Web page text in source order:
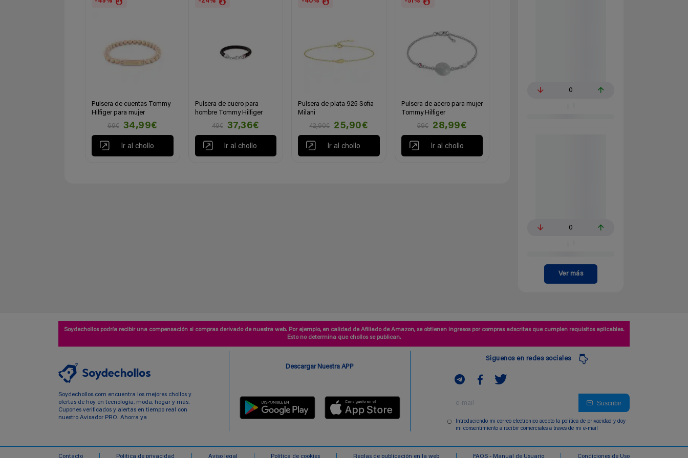
Pulsera de cuentas Tommy
Hilfiger para mujer
69€
34,99€
Ir al chollo
Pulsera de cuero para
hombre Tommy Hilfiger
49€
37,36€
Ir al chollo
Pulsera de plata 925 Sofia
Milani
42,90€
25,90€
Ir al chollo
Pulsera de acero para mujer
Tommy Hilfiger
59€
28,99€
Ir al chollo
0
0
Ver más
Soydechollos podría recibir una compensación si compras derivado de nuestra web. Por ejemplo, en calidad de Afiliado de Amazon, se obtienen ingresos por compras adscritas que cumplen requisitos aplicables.
Esto no determina que chollos se publican.
Soydechollos.com encuentra los mejores chollos y
ofertas de hoy en tecnología, moda, hogar y más.
Cupones verificados y alertas en tiempo real con
nuestro Avisador PRO. Ahorra ya
Descargar Nuestra APP
Siguenos en redes sociales
Suscribir
Introduciendo mi correo electronico acepto la politica de privacidad y doy
mi consentimiento a recibir comerciales a traves de mi e-mail
Contacto Politica de privacidad Aviso legal Politica de cookies Reglas de publicación en la web FAQS - Manual de Usuario Condiciones de Uso